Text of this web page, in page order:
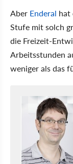
Aber Enderal hat
Stufe mit solch
die Freizeit-
Arbeitsstunden
weniger als das